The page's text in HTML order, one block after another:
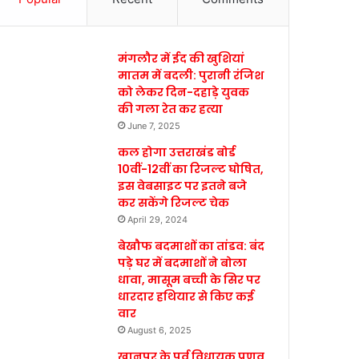
मंगलौर में ईद की खुशियां
मातम में बदली: पुरानी रंजिश
को लेकर दिन-दहाड़े युवक
की गला रेत कर हत्या
June 7, 2025
कल होगा उत्तराखंड बोर्ड
10वीं-12वीं का रिजल्ट घोषित,
इस वेबसाइट पर इतने बजे
कर सकेंगे रिजल्ट चेक
April 29, 2024
बेखौफ बदमाशों का तांडव: बंद
पड़े घर में बदमाशों ने बोला
धावा, मासूम बच्ची के सिर पर
धारदार हथियार से किए कई
वार
August 6, 2025